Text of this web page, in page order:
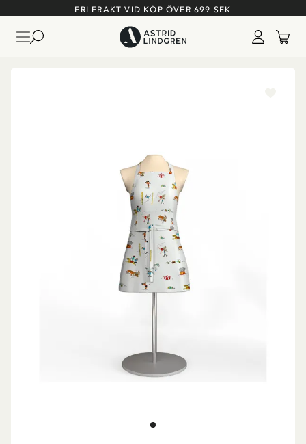
FRI FRAKT VID KÖP ÖVER 699 SEK